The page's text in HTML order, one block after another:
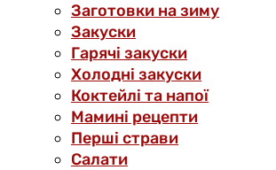
Заготовки на зиму
Закуски
Гарячі закуски
Холодні закуски
Коктейлі та напої
Мамині рецепти
Перші страви
Салати